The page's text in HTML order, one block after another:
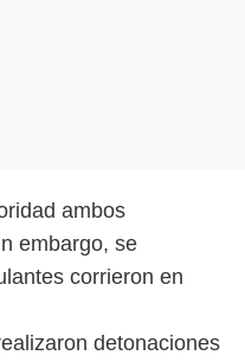
ambos
embargo, se
corrieron en
detonaciones